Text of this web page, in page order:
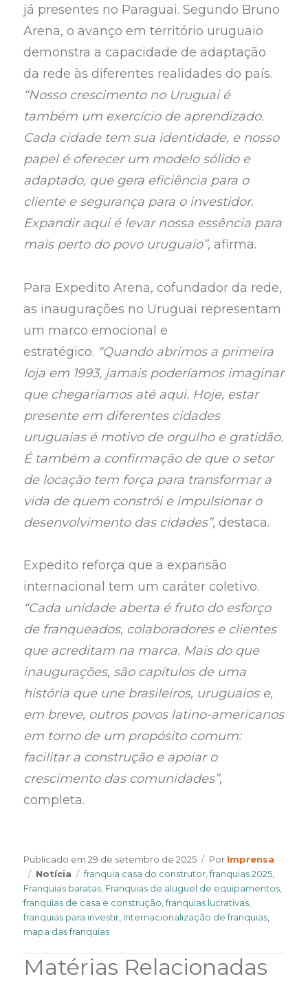
já presentes no Paraguai. Segundo Bruno
Arena, o avanço em território uruguaio
demonstra a capacidade de adaptação
da rede às diferentes realidades do país.
“Nosso crescimento no Uruguai é
também um exercício de aprendizado.
Cada cidade tem sua identidade, e nosso
papel é oferecer um modelo sólido e
adaptado, que gera eficiência para o
cliente e segurança para o investidor.
Expandir aqui é levar nossa essência para
mais perto do povo uruguaio”, afirma.
Para Expedito Arena, cofundador da rede,
as inaugurações no Uruguai representam
um marco emocional e
estratégico. “Quando abrimos a primeira
loja em 1993, jamais poderíamos imaginar
que chegaríamos até aqui. Hoje, estar
presente em diferentes cidades
uruguaias é motivo de orgulho e gratidão.
É também a confirmação de que o setor
de locação tem força para transformar a
vida de quem constrói e impulsionar o
desenvolvimento das cidades”, destaca.
Expedito reforça que a expansão
internacional tem um caráter coletivo.
“Cada unidade aberta é fruto do esforço
de franqueados, colaboradores e clientes
que acreditam na marca. Mais do que
inaugurações, são capítulos de uma
história que une brasileiros, uruguaios e,
em breve, outros povos latino-americanos
em torno de um propósito comum:
facilitar a construção e apoiar o
crescimento das comunidades”,
completa.
Publicado em29 de setembro de 2025 Por Author
Imprensa
Categories
Notícia Tags
franquia casa do construtor ,franquias 2025
Franquias baratas Franquias de aluguel de equipamentos
franquias de casa e construção ,franquias lucrativas
franquias para investir Internacionalização de franquias
mapa das franquias
Matérias Relacionadas